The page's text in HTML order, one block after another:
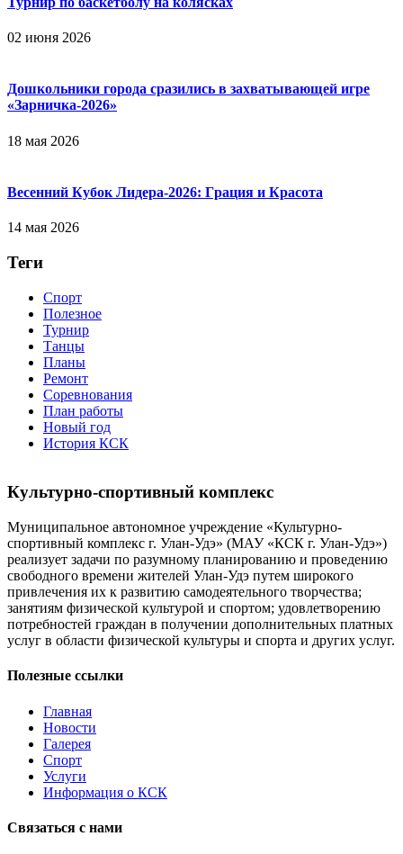
02 июня 2026
Дошкольники города сразились в захватывающей игре
«Зарничка‑2026»
18 мая 2026
Весенний Кубок Лидера-2026: Гpaция и Кpacoтa
14 мая 2026
Теги
Спорт
Полезное
Турнир
Танцы
Планы
Ремонт
Соревнования
План работы
Новый год
История КСК
Культурно-спортивный комплекс
Муниципальное автономное учреждение «Культурно-
спортивный комплекс г. Улан-Удэ» (МАУ «КСК г. Улан-Удэ»)
реализует задачи по разумному планированию и проведению
свободного времени жителей Улан-Удэ путем широкого
привлечения их к развитию самодеятельного творчества;
занятиям физической культурой и спортом; удовлетворению
потребностей граждан в получении дополнительных платных
услуг в области физической культуры и спорта и других услуг.
Полезные ссылки
Главная
Новости
Галерея
Спорт
Услуги
Информация о КСК
Связаться с нами